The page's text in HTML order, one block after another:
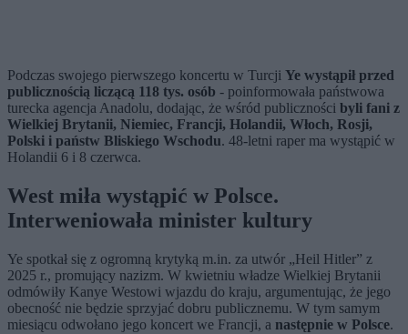
Podczas swojego pierwszego koncertu w Turcji Ye wystąpił przed
publicznością liczącą 118 tys. osób - poinformowała państwowa
turecka agencja Anadolu, dodając, że wśród publiczności byli fani z
Wielkiej Brytanii, Niemiec, Francji, Holandii, Włoch, Rosji,
Polski i państw Bliskiego Wschodu. 48-letni raper ma wystąpić w
Holandii 6 i 8 czerwca.
West miła wystąpić w Polsce.
Interweniowała minister kultury
Ye spotkał się z ogromną krytyką m.in. za utwór „Heil Hitler” z
2025 r., promujący nazizm. W kwietniu władze Wielkiej Brytanii
odmówiły Kanye Westowi wjazdu do kraju, argumentując, że jego
obecność nie będzie sprzyjać dobru publicznemu. W tym samym
miesiącu odwołano jego koncert we Francji, a następnie w Polsce.